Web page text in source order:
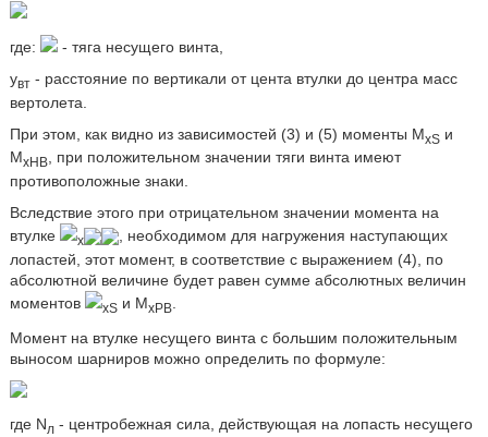
где:
- тяга несущего винта,
yвт- расстояние по вертикали от цента втулки до центра масс
вертолета.
При этом, как видно из зависимостей (3) и (5) моменты MxS и
МхНВ, при положительном значении тяги винта имеют
противоположные знаки.
Вследствие этого при отрицательном значении момента на
втулке
x
, необходимом для нагружения наступающих
лопастей, этот момент, в соответствие с выражением (4), по
абсолютной величине будет равен сумме абсолютных величин
моментов
xS и МхРВ
Момент на втулке несущего винта с большим положительным
выносом шарниров можно определить по формуле:
где Nл- центробежная сила, действующая на лопасть несущего